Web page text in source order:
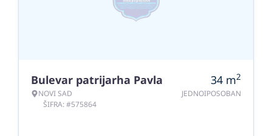
Bulevar patrijarha Pavla
NOVI SAD
ŠIFRA: #575864
34 m2
JEDNOIPOSOBAN